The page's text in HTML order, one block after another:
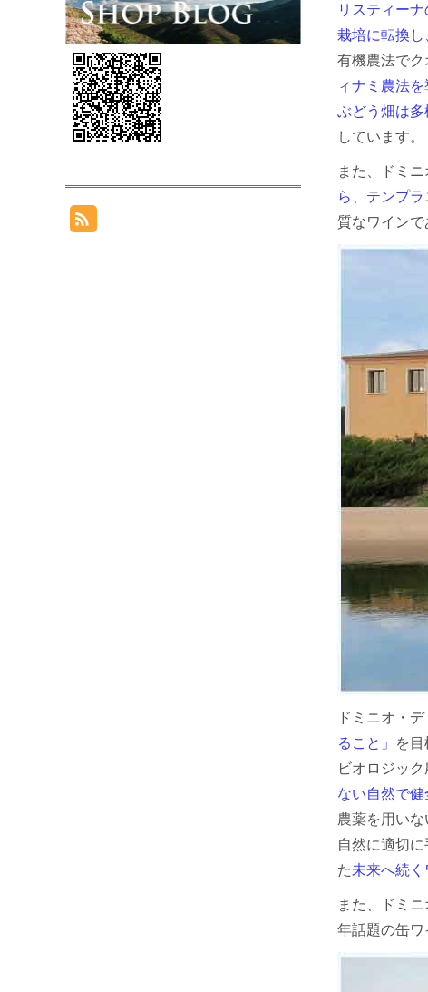
リスティー
栽培に転換し
有機農法でク
ィナミ農法
ぶどう畑は
しています。
また、ドミニ
ら、テンプ
質なワインで
ドミニオ・
ること」
を目
ビオロジッ
ない自然で健
農薬を用いな
自然に適切
た未来へ続く
また、ドミニ
年話題の缶ワ